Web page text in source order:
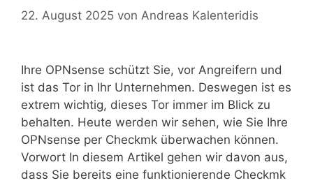
22. August 2025 von Andreas Kalenteridis
Ihre OPNsense schützt Sie, vor Angreifern und
ist das Tor in Ihr Unternehmen. Deswegen ist es
extrem wichtig, dieses Tor immer im Blick zu
behalten. Heute werden wir sehen, wie Sie Ihre
OPNsense per Checkmk überwachen können.
Vorwort In diesem Artikel gehen wir davon aus,
dass Sie bereits eine funktionierende Checkmk